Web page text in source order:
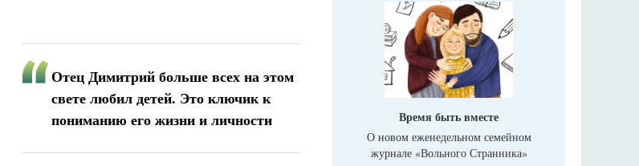
Отец Димитрий больше всех на этом
свете любил детей. Это ключик к
пониманию его жизни и личности
Время быть вместе
О новом еженедельном семейном
журнале «Вольного Странника»